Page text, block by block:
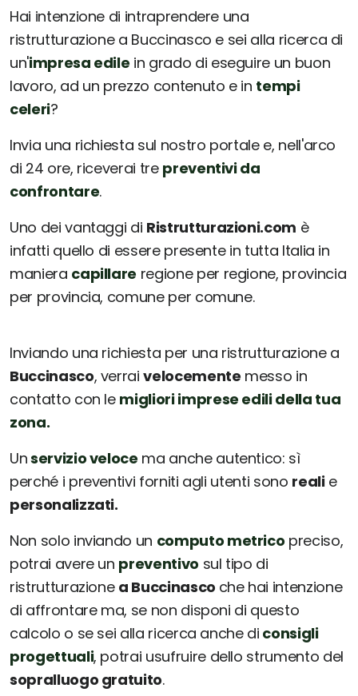
Hai intenzione di intraprendere una
ristrutturazione a Buccinasco e sei alla ricerca di
un'impresa edile in grado di eseguire un buon
lavoro, ad un prezzo contenuto e in tempi
celeri?
Invia una richiesta sul nostro portale e, nell'arco
di 24 ore, riceverai tre preventivi da
confrontare.
Uno dei vantaggi di Ristrutturazioni.com è
infatti quello di essere presente in tutta Italia in
maniera capillare regione per regione, provincia
per provincia, comune per comune.
Inviando una richiesta per una ristrutturazione a
Buccinasco, verraivelocemente messo in
contatto con le migliori imprese edili della tua
zona.
Unservizio veloce ma anche autentico: sì
perché i preventivi forniti agli utenti sono realie
personalizzati.
Non solo inviando un computo metrico preciso,
potrai avere un preventivo sul tipo di
ristrutturazione a Buccinasco che hai intenzione
di affrontare ma, se non disponi di questo
calcolo o se sei alla ricerca anche di consigli
progettuali, potrai usufruire dello strumento del
sopralluogo gratuito.